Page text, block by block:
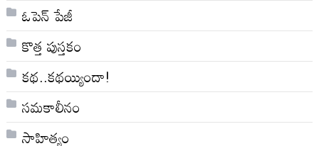
ఓపెన్ పేజీ
కొత్త పుస్తకం
కథ..కథయ్యిందా!
సమకాలీనం
సాహిత్యం